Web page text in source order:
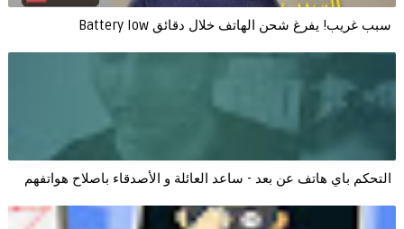
سبب غريب! يفرغ شحن الهاتف خلال دقائق Battery low
التحكم باي هاتف عن بعد - ساعد العائلة و الأصدقاء باصلاح هواتفهم